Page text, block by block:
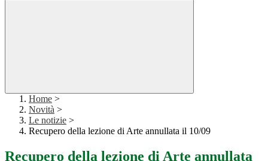
Home >
Novità >
Le notizie >
Recupero della lezione di Arte annullata il 10/09
Recupero della lezione di Arte annullata